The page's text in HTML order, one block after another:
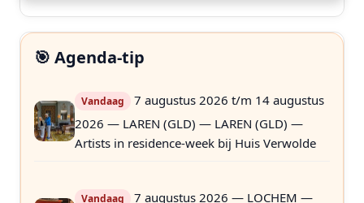
🎯 Agenda-tip
Vandaag
7 augustus 2026 t/m 14 augustus
2026 — LAREN (GLD) — LAREN (GLD) —
Artists in residence-week bij Huis Verwolde
Vandaag
7 augustus 2026 — LOCHEM —